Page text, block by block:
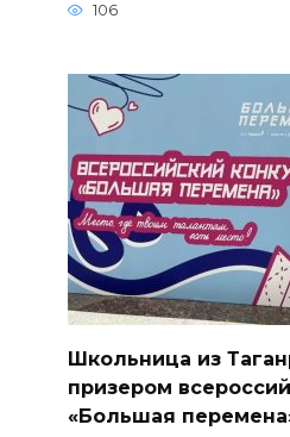
106
Школьница из
призером
«Большая